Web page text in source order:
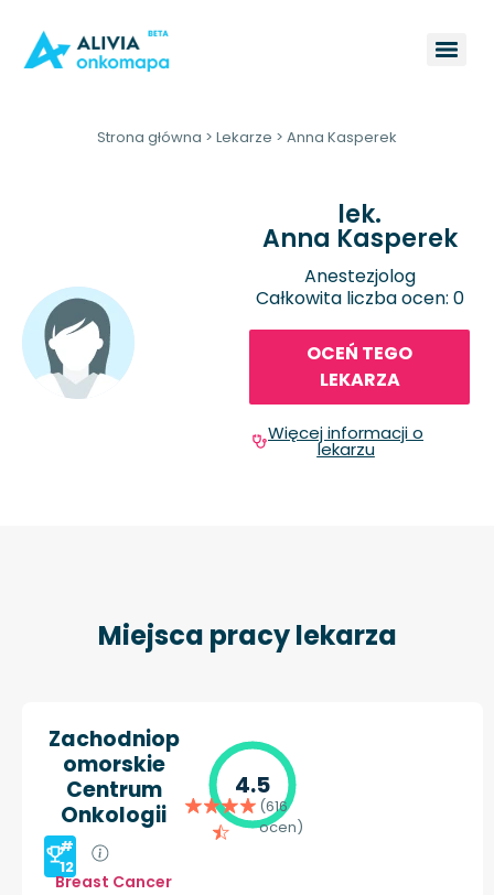
Strona główna > Lekarze > Anna Kasperek
lek.
Anna Kasperek
Anestezjolog
Całkowita liczba ocen: 0
OCEŃ TEGO
LEKARZA
Więcej informacji o
lekarzu
Miejsca pracy lekarza
Zachodniop
omorskie
Centrum
Onkologii
#
12
Breast Cancer
4.5
(616
ocen)